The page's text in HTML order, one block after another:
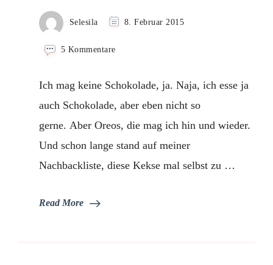
Selesila 8. Februar 2015
5 Kommentarezu
Creme
Kekse
Ich mag keine Schokolade, ja. Naja, ich esse ja
auch Schokolade, aber eben nicht so
gerne. Aber Oreos, die mag ich hin und wieder.
Und schon lange stand auf meiner
Nachbackliste, diese Kekse mal selbst zu …
Read More